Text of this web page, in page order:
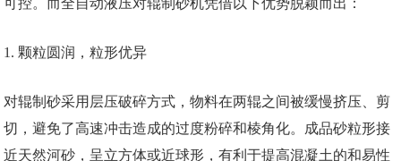
可控。而全自动液压对辊制砂机凭借以下优势脱颖而出：
1. 颗粒圆润，粒形优异
对辊制砂采用层压破碎方式，物料在两辊之间被缓慢挤压、剪
切，避免了高速冲击造成的过度粉碎和棱角化。成品砂粒形接
近天然河砂，呈立方体或近球形，有利于提高混凝土的和易性